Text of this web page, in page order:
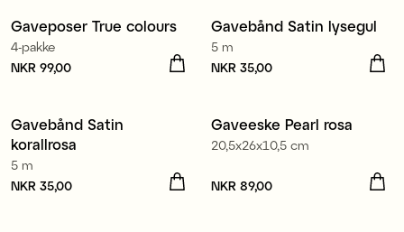
Gaveposer True colours
4-pakke
Pris :NKR 99,00
NKR 99,00
4 for 3
Gavebånd Satin lysegul
5 m
Pris :NKR 35,00
NKR 35,00
4 for 3
Gavebånd Satin
korallrosa
5 m
Pris :NKR 35,00
NKR 35,00
Gaveeske Pearl rosa
20,5x26x10,5 cm
Pris :NKR 89,00
NKR 89,00